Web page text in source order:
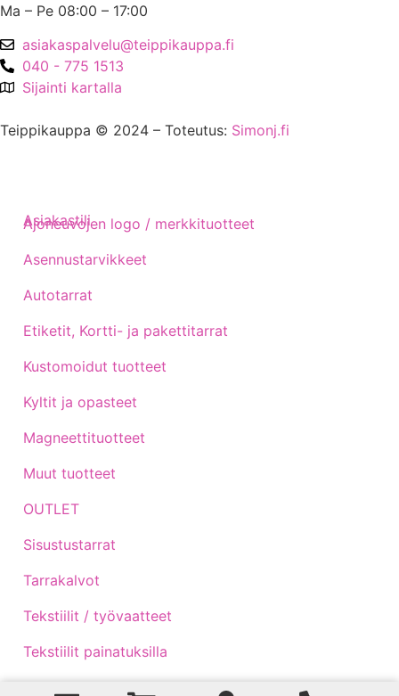
Ma – Pe 08:00 – 17:00
asiakaspalvelu@teippikauppa.fi
040 - 775 1513
Sijainti kartalla
Teippikauppa © 2024 – Toteutus: Simonj.fi
Ajoneuvojen logo / merkkituotteet
Asennustarvikkeet
Autotarrat
Etiketit, Kortti- ja pakettitarrat
Kustomoidut tuotteet
Kyltit ja opasteet
Magneettituotteet
Muut tuotteet
OUTLET
Sisustustarrat
Tarrakalvot
Tekstiilit / työvaatteet
Tekstiilit painatuksilla
Asiakastili